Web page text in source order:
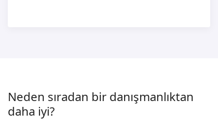
Neden sıradan bir danışmanlıktan
daha iyi?